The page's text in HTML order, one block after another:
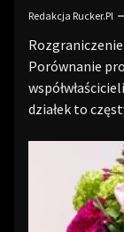
Redakcja Rucker.pl
Porównanie
działek to